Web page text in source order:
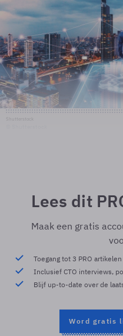
Lees dit
Maak een gratis
Toegang tot 3 PRO
Inclusief CTO interviews,
Blijf up-to-date over de
Word gratis